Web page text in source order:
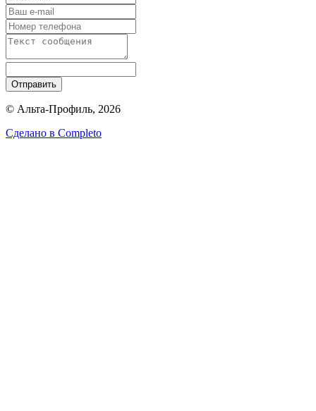
Отправить
© Альта-Профиль, 2026
Сделано в Completo